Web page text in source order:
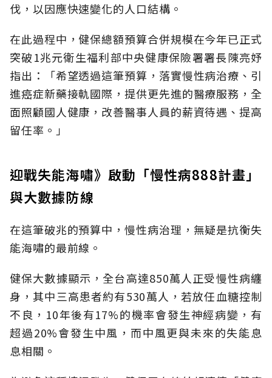
伐，以因應快速變化的人口結構。
在此過程中，健保總額預算合併規模在今年已正式
突破1兆元衛生福利部中央健康保險署署長陳亮妤
指出：「希望透過這筆預算，落實慢性病治療、引
進癌症新藥接軌國際，提供更先進的醫療服務，全
面照顧國人健康，改善醫事人員的薪資待遇、提高
留任率。」
迎戰失能海嘯》啟動「慢性病888計畫」
與大數據防線
在這筆破兆的預算中，慢性病治理，無疑是抗衡失
能海嘯的最前線。
健保大數據顯示，全台高達850萬人正受慢性病纏
身，其中三高患者約有530萬人，若放任血糖控制
不良，10年後有17%的機率會發生神經病變，有
超過20%會發生中風，而中風更與未來的失能息
息相關。